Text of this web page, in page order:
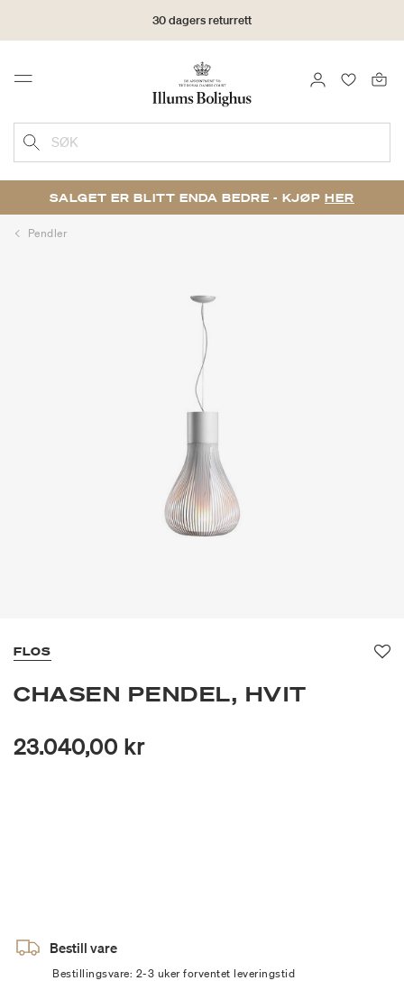
30 dagers returrett
Menu LOGG INN
SØK
SALGET ER BLITT ENDA BEDRE - KJØP HER
Pendler
FLOS
CHASEN PENDEL, HVIT
23.040,00 kr
Bestill vare
Bestillingsvare: 2-3 uker forventet leveringstid